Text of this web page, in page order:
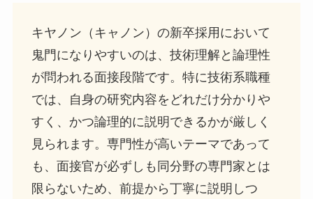
キヤノン（キャノン）の新卒採用において
鬼門になりやすいのは、技術理解と論理性
が問われる面接段階です。特に技術系職種
では、自身の研究内容をどれだけ分かりや
すく、かつ論理的に説明できるかが厳しく
見られます。専門性が高いテーマであって
も、面接官が必ずしも同分野の専門家とは
限らないため、前提から丁寧に説明しつ